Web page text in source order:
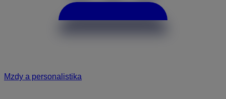
Mzdy a personalistika